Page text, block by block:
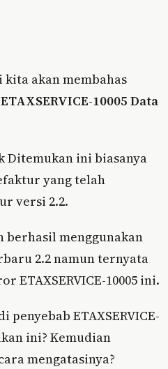
akan membahas
ETAXSERVICE-10005 Data
ini biasanya
yang telah
versi 2.2.
berhasil menggunakan
2.2 namun ternyata
ETAXSERVICE-10005 ini.
penyebab ETAXSERVICE-
ini? Kemudian
mengatasinya?